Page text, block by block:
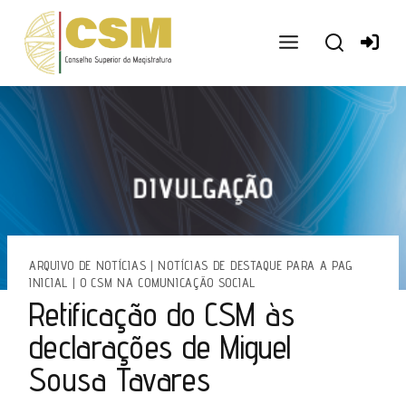
conteúdo
ARQUIVO DE NOTÍCIAS | NOTÍCIAS DE DESTAQUE PARA A PAG
INICIAL
| O CSM NA COMUNICAÇÃO SOCIAL
Retificação do CSM às
declarações de Miguel
Sousa Tavares